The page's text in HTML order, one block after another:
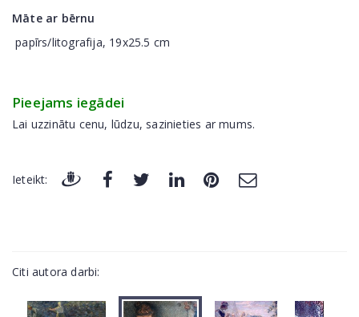
Māte ar bērnu
papīrs/litografija, 19x25.5 cm
Pieejams iegādei
Lai uzzinātu cenu, lūdzu, sazinieties ar mums.
Ieteikt:
Citi autora darbi: